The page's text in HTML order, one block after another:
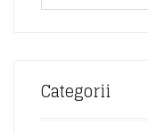
Categorii